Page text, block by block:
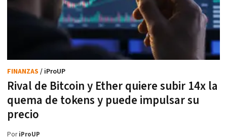
Rival de Bitcoin y Ether quiere subir 14x la
quema de tokens y puede impulsar su
precio
FINANZAS / iProUP
PoriProUP